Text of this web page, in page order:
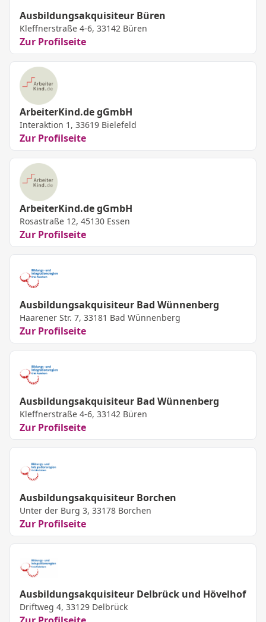
Ausbildungsakquisiteur Büren
Kleffnerstraße 4-6, 33142 Büren
Zur Profilseite
ArbeiterKind.de gGmbH
Interaktion 1, 33619 Bielefeld
Zur Profilseite
ArbeiterKind.de gGmbH
Rosastraße 12, 45130 Essen
Zur Profilseite
Ausbildungsakquisiteur Bad Wünnenberg
Haarener Str. 7, 33181 Bad Wünnenberg
Zur Profilseite
Ausbildungsakquisiteur Bad Wünnenberg
Kleffnerstraße 4-6, 33142 Büren
Zur Profilseite
Ausbildungsakquisiteur Borchen
Unter der Burg 3, 33178 Borchen
Zur Profilseite
Ausbildungsakquisiteur Delbrück und Hövelhof
Driftweg 4, 33129 Delbrück